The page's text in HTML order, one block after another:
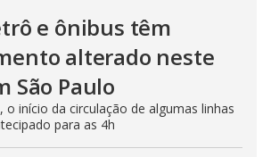
e ônibus têm
alterado neste
São Paulo
o início da circulação de algumas linhas
para as 4h